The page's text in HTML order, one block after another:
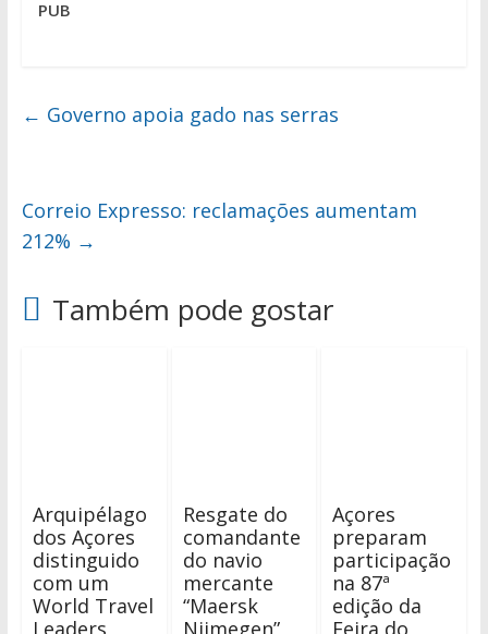
PUB
← Governo apoia gado nas serras
Correio Expresso: reclamações aumentam
212% →
Também pode gostar
Arquipélago
dos Açores
distinguido
com um
World Travel
Resgate do
comandante
do navio
mercante
“Maersk
Açores
preparam
participação
na 87ª
edição da